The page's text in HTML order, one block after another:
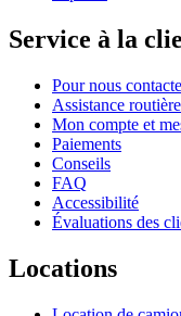
Service à la
Pour nous
Assistance routière
Mon compte et
Paiements
Conseils
FAQ
Accessibilité
Évaluations des
Locations